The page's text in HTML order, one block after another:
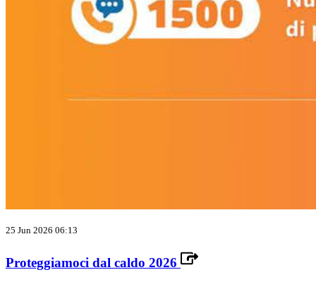
25 Jun 2026 06:13
Proteggiamoci dal caldo 2026